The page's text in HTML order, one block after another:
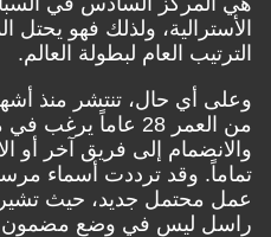
الأسترالية، ولذلك فهو
الترتيب العام لبطولة العالم.
وعلى أي حال، تنتشر منذ
من العمر 28 عاماً
تماماً. وقد ترددت أسماء
عمل محتمل جديد، حيث تشير
راسل ليس في وضع مضمون